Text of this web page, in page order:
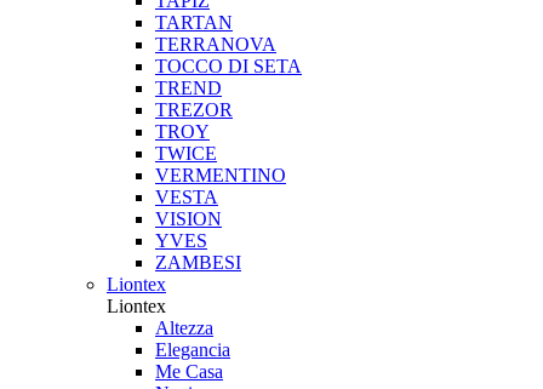
TARTAN
TERRANOVA
TOCCO DI SETA
TREND
TREZOR
TROY
TWICE
VERMENTINO
VESTA
VISION
YVES
ZAMBESI
Liontex
Liontex
Altezza
Elegancia
Me Casa